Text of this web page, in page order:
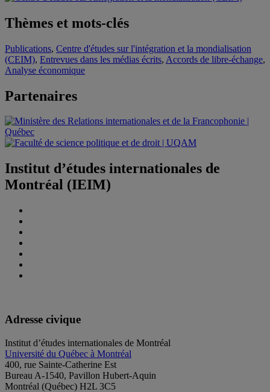
Thèmes et mots-clés
Publications, Centre d'études sur l'intégration et la mondialisation
(CEIM), Entrevues dans les médias écrits, Accords de libre-échange,
Analyse économique
Partenaires
Institut d’études internationales de
Montréal (IEIM)
Adresse civique
Institut d’études internationales de Montréal
Université du Québec à Montréal
400, rue Sainte-Catherine Est
Bureau A-1540, Pavillon Hubert-Aquin
Montréal (Québec) H2L 3C5